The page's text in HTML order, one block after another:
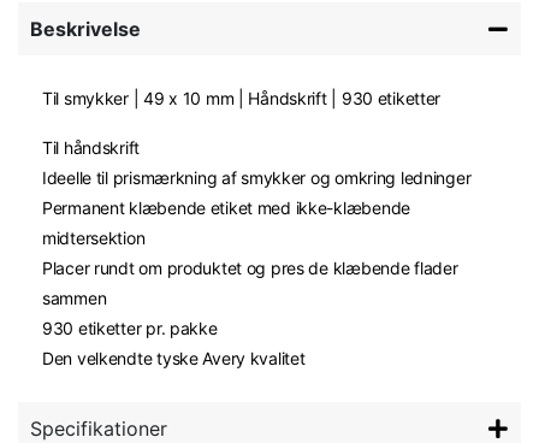
Beskrivelse
Til smykker | 49 x 10 mm | Håndskrift | 930 etiketter
Til håndskrift
Ideelle til prismærkning af smykker og omkring ledninger
Permanent klæbende etiket med ikke-klæbende
midtersektion
Placer rundt om produktet og pres de klæbende flader
sammen
930 etiketter pr. pakke
Den velkendte tyske Avery kvalitet
Specifikationer